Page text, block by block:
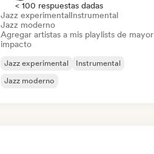
< 100 respuestas dadas
Jazz experimentalInstrumental
Jazz moderno
Agregar artistas a mis playlists de mayor
impacto
Jazz experimental
Instrumental
Jazz moderno